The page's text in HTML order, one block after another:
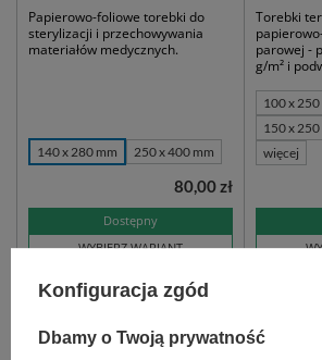
Papierowo-foliowe torebki do
sterylizacji i przechowywania
materiałów medycznych.
140 x 280 mm 250 x 400 mm
Dostępny
WYBIERZ WARIANT
80,00 zł
Torebki
parowej -
g/m² i
100 x 250
150 x 250
więcej
Konfiguracja zgód
Dbamy o Twoją prywatność